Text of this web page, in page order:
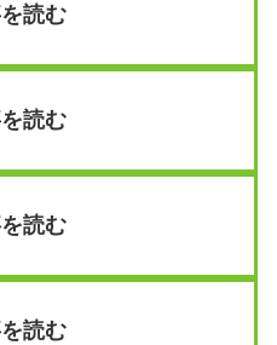
読む
読む
読む
読む